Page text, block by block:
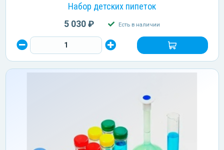
Набор детских пипеток
5 030 ₽ Есть в наличии